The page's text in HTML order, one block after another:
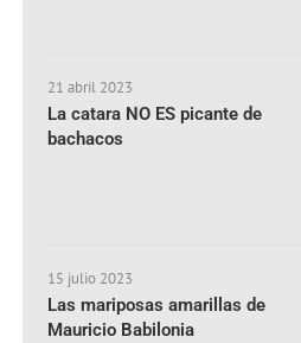
21 abril 2023
La catara NO ES picante de
bachacos
15 julio 2023
Las mariposas amarillas de
Mauricio Babilonia